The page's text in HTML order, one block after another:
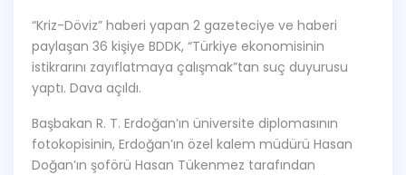
“Kriz-Döviz” haberi yapan 2 gazeteciye ve haberi
paylaşan 36 kişiye BDDK, “Türkiye ekonomisinin
istikrarını zayıflatmaya çalışmak”tan suç duyurusu
yaptı. Dava açıldı.
Başbakan R. T. Erdoğan’ın üniversite diplomasının
fotokopisinin, Erdoğan’ın özel kalem müdürü Hasan
Doğan’ın şoförü Hasan Tükenmez tarafından